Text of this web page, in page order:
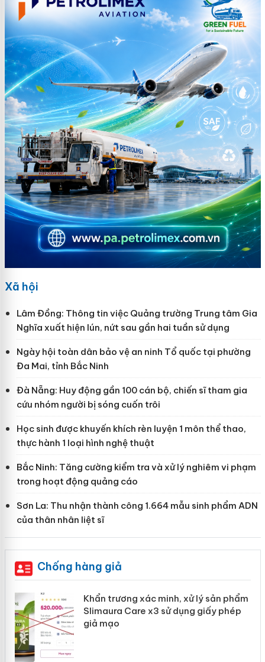
Xã hội
Lâm Đồng: Thông tin việc Quảng trường Trung tâm Gia
Nghĩa xuất hiện lún, nứt sau gần hai tuần sử dụng
Ngày hội toàn dân bảo vệ an ninh Tổ quốc tại phường
Đa Mai, tỉnh Bắc Ninh
Đà Nẵng: Huy động gần 100 cán bộ, chiến sĩ tham gia
cứu nhóm người bị sóng cuốn trôi
Học sinh được khuyến khích rèn luyện 1 môn thể thao,
thực hành 1 loại hình nghệ thuật
Bắc Ninh: Tăng cường kiểm tra và xử lý nghiêm vi phạm
trong hoạt động quảng cáo
Sơn La: Thu nhận thành công 1.664 mẫu sinh phẩm ADN
của thân nhân liệt sĩ
Chống hàng giả
Khẩn trương xác minh, xử lý sản phẩm
Slimaura Care x3 sử dụng giấy phép
giả mạo